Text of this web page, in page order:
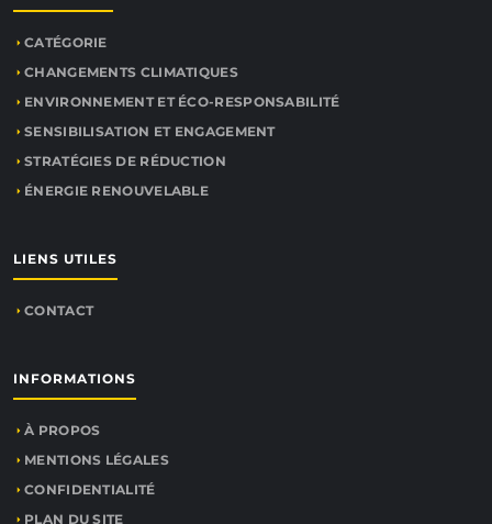
CATÉGORIE
CHANGEMENTS CLIMATIQUES
ENVIRONNEMENT ET ÉCO-RESPONSABILITÉ
SENSIBILISATION ET ENGAGEMENT
STRATÉGIES DE RÉDUCTION
ÉNERGIE RENOUVELABLE
LIENS UTILES
CONTACT
INFORMATIONS
À PROPOS
MENTIONS LÉGALES
CONFIDENTIALITÉ
PLAN DU SITE